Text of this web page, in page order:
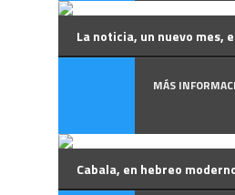
La noticia, un nuevo mes,
MÁS
Cabala, en hebreo